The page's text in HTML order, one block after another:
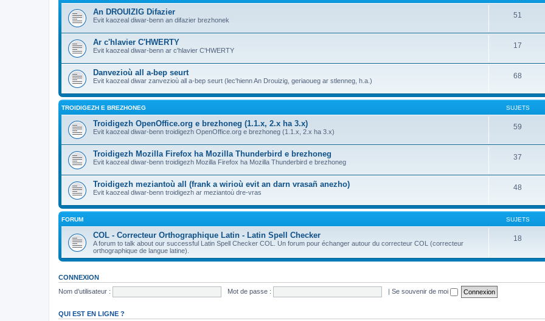
An DROUIZIG Difazier
Evit kaozeal diwar-benn an difazier brezhonek
51
Ar c'hlavier C'HWERTY
Evit kaozeal diwar-benn ar c'hlavier C'HWERTY
17
Danvezioù all a-bep seurt
Evit kaozeal diwar zanvezioù all a-bep seurt (lec'hienn An Drouizig, geriaoueg ar stlenneg, h.a.)
68
TROIDIGEZH E BREZHONEG SUJETS
Troidigezh OpenOffice.org e brezhoneg (1.1.x, 2.x ha 3.x)
Evit kaozeal diwar-benn troidigezh OpenOffice.org e brezhoneg (1.1.x, 2.x ha 3.x)
59
Troidigezh Mozilla Firefox ha Mozilla Thunderbird e brezhoneg
Evit kaozeal diwar-benn troidigezh Mozilla Firefox ha Mozilla Thunderbird e brezhoneg
37
Troidigezh meziantoù all (frank a wirioù evit an darn vrasañ anezho)
Evit kaozeal diwar-benn troidigezh ar meziantoù dre-vras
48
FORUM SUJETS
COL - Correcteur Orthographique Latin - Latin Spell Checker
A forum to talk about our successful Latin Spell Checker COL. Un forum pour échanger autour du correcteur COL (correcteur
orthographique de langue latine).
18
CONNEXION
Nom d’utilisateur :
Mot de passe : | Se souvenir de moi
QUI EST EN LIGNE ?